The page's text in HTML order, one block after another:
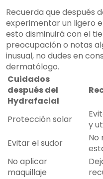
Recuerda que después
experimentar un ligero
esto disminuirá con el
preocupación o notas
inusual, no dudes en
dermatólogo.
Cuidados
después del
Hydrafacial
Protección solar
y
Evitar el sudor
No
No aplicar
maquillaje